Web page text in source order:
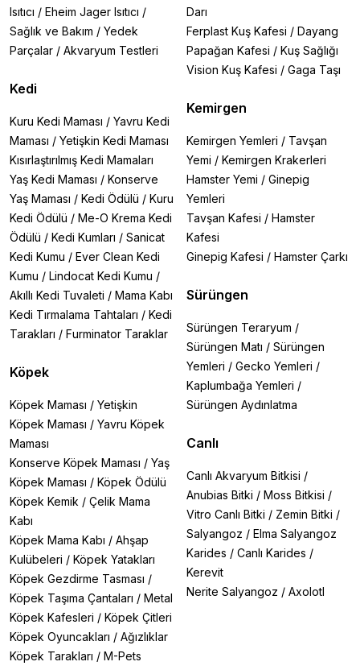
Isıtıcı / Eheim Jager Isıtıcı /
Sağlık ve Bakım / Yedek
Parçalar / Akvaryum Testleri
Kedi
Kuru Kedi Maması / Yavru Kedi
Maması / Yetişkin Kedi Maması
Kısırlaştırılmış Kedi Mamaları
Yaş Kedi Maması / Konserve
Yaş Maması / Kedi Ödülü / Kuru
Kedi Ödülü / Me-O Krema Kedi
Ödülü / Kedi Kumları / Sanicat
Kedi Kumu / Ever Clean Kedi
Kumu / Lindocat Kedi Kumu /
Akıllı Kedi Tuvaleti / Mama Kabı
Kedi Tırmalama Tahtaları / Kedi
Tarakları / Furminator Taraklar
Köpek
Köpek Maması / Yetişkin
Köpek Maması / Yavru Köpek
Maması
Konserve Köpek Maması / Yaş
Köpek Maması / Köpek Ödülü
Köpek Kemik / Çelik Mama
Kabı
Köpek Mama Kabı / Ahşap
Kulübeleri / Köpek Yatakları
Köpek Gezdirme Tasması /
Köpek Taşıma Çantaları / Metal
Köpek Kafesleri / Köpek Çitleri
Köpek Oyuncakları / Ağızlıklar
Köpek Tarakları / M-Pets
Darı
Ferplast Kuş Kafesi / Dayang
Papağan Kafesi / Kuş Sağlığı
Vision Kuş Kafesi / Gaga Taşı
Kemirgen
Kemirgen Yemleri / Tavşan
Yemi / Kemirgen Krakerleri
Hamster Yemi / Ginepig
Yemleri
Tavşan Kafesi / Hamster
Kafesi
Ginepig Kafesi / Hamster Çarkı
Sürüngen
Sürüngen Teraryum /
Sürüngen Matı / Sürüngen
Yemleri / Gecko Yemleri /
Kaplumbağa Yemleri /
Sürüngen Aydınlatma
Canlı
Canlı Akvaryum Bitkisi /
Anubias Bitki / Moss Bitkisi /
Vitro Canlı Bitki / Zemin Bitki /
Salyangoz / Elma Salyangoz
Karides / Canlı Karides /
Kerevit
Nerite Salyangoz / Axolotl